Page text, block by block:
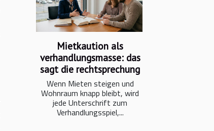
Mietkaution als
verhandlungsmasse: das
sagt die rechtsprechung
Wenn Mieten steigen und
Wohnraum knapp bleibt, wird
jede Unterschrift zum
Verhandlungsspiel,...